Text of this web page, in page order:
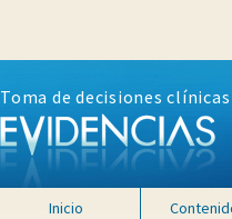
Toma de decisiones
Inicio